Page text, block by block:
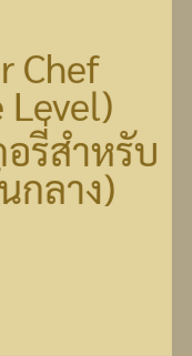
Chef
อรี่สำหรับ
กลาง)